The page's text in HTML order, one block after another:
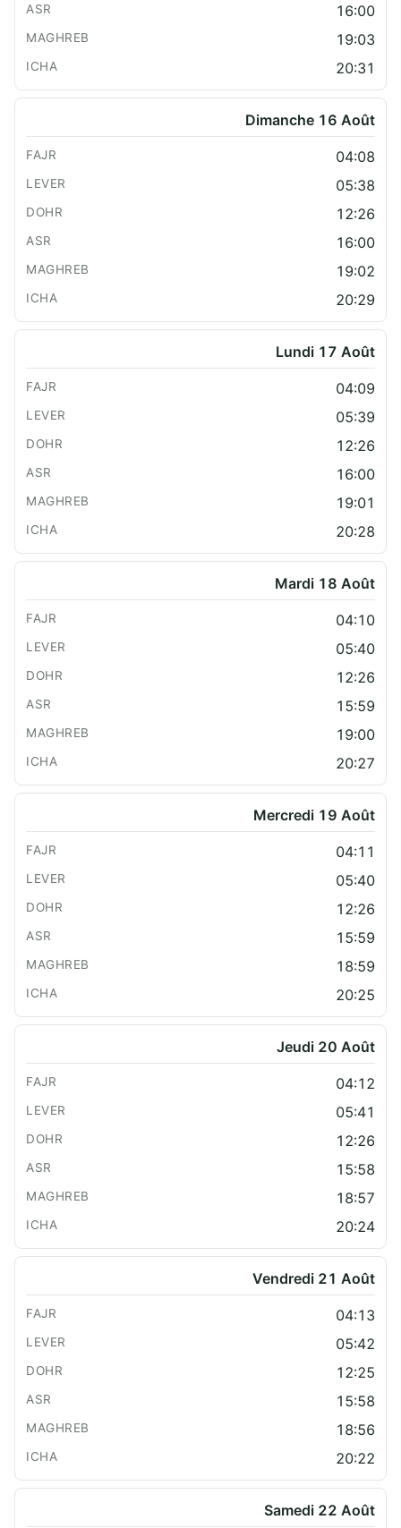
16:00
19:03
20:31
Dimanche 16 Août
04:08
05:38
12:26
16:00
19:02
20:29
Lundi 17 Août
04:09
05:39
12:26
16:00
19:01
20:28
Mardi 18 Août
04:10
05:40
12:26
15:59
19:00
20:27
Mercredi 19 Août
04:11
05:40
12:26
15:59
18:59
20:25
Jeudi 20 Août
04:12
05:41
12:26
15:58
18:57
20:24
Vendredi 21 Août
04:13
05:42
12:25
15:58
18:56
20:22
Samedi 22 Août